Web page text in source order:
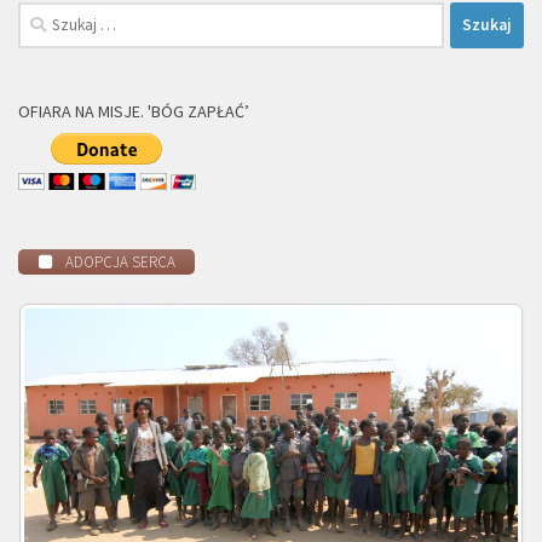
Szukaj:
OFIARA NA MISJE. 'BÓG ZAPŁAĆ’
ADOPCJA SERCA